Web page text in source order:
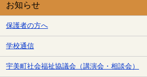
お知らせ
保護者の方へ
学校通信
宇美町社会福祉協議会（講演会・相談会）